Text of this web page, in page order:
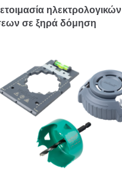
ηλεκτρολογικών
σε ξηρά δόμηση